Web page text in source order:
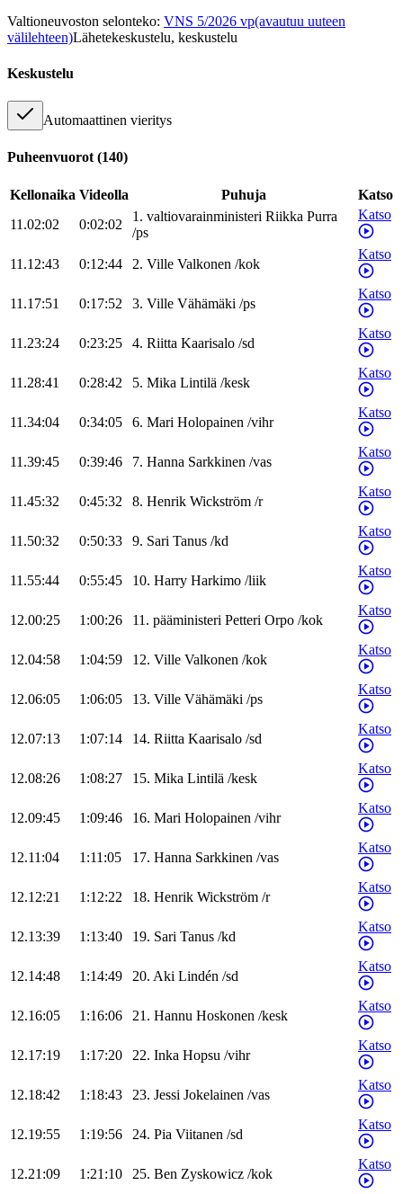
Valtioneuvoston selonteko: VNS 5/2026 vp(avautuu uuteen
välilehteen)Lähetekeskustelu, keskustelu
Keskustelu
Automaattinen vieritys
Puheenvuorot (140)
Kellonaika Videolla Puhuja
Katso
11.02:02
0:02:02
1. valtiovarainministeri Riikka Purra
/ps
Katso
11.12:43 0:12:44 2. Ville Valkonen /kok
Katso
11.17:51 0:17:52 3. Ville Vähämäki /ps
Katso
11.23:24 0:23:25 4. Riitta Kaarisalo /sd
Katso
11.28:41 0:28:42 5. Mika Lintilä /kesk
Katso
11.34:04 0:34:05 6. Mari Holopainen /vihr
Katso
11.39:45 0:39:46 7. Hanna Sarkkinen /vas
Katso
11.45:32 0:45:32 8. Henrik Wickström /r
Katso
11.50:32 0:50:33 9. Sari Tanus /kd
Katso
11.55:44 0:55:45 10. Harry Harkimo /liik
Katso
12.00:25 1:00:26 11. pääministeri Petteri Orpo /kok
Katso
12.04:58 1:04:59 12. Ville Valkonen /kok
Katso
12.06:05 1:06:05 13. Ville Vähämäki /ps
Katso
12.07:13 1:07:14 14. Riitta Kaarisalo /sd
Katso
12.08:26 1:08:27 15. Mika Lintilä /kesk
Katso
12.09:45 1:09:46 16. Mari Holopainen /vihr
Katso
12.11:04 1:11:05 17. Hanna Sarkkinen /vas
Katso
12.12:21 1:12:22 18. Henrik Wickström /r
Katso
12.13:39 1:13:40 19. Sari Tanus /kd
Katso
12.14:48 1:14:49 20. Aki Lindén /sd
Katso
12.16:05 1:16:06 21. Hannu Hoskonen /kesk
Katso
12.17:19 1:17:20 22. Inka Hopsu /vihr
Katso
12.18:42 1:18:43 23. Jessi Jokelainen /vas
Katso
12.19:55 1:19:56 24. Pia Viitanen /sd
Katso
12.21:09 1:21:10 25. Ben Zyskowicz /kok
Katso